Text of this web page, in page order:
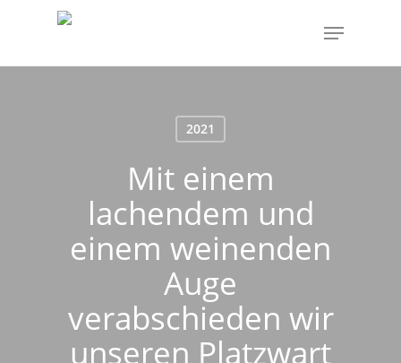
main
Menu
2021
Mit einem
lachendem und
einem weinenden
Auge
verabschieden wir
unseren Platzwart